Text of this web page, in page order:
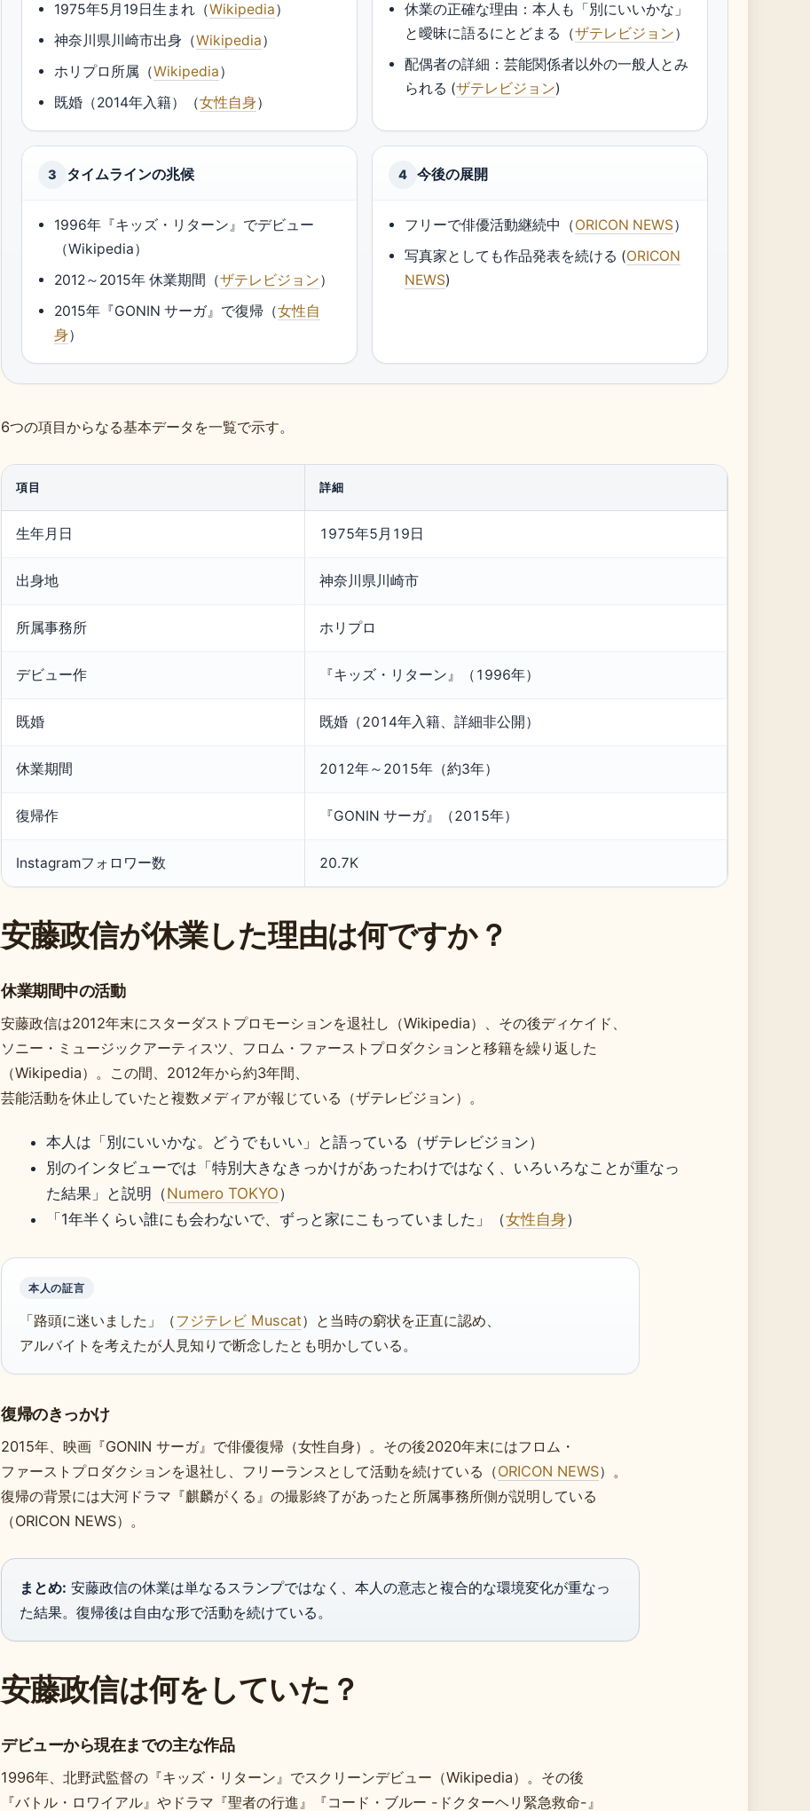
1975年5月19日生まれ（Wikipedia）
神奈川県川崎市出身（Wikipedia）
ホリプロ所属（Wikipedia）
既婚（2014年入籍）（女性自身）
休業の正確な理由：本人も「別にいいかな」
と曖昧に語るにとどまる（ザテレビジョン）
配偶者の詳細：芸能関係者以外の一般人とみ
られる (ザテレビジョン)
3 タイムラインの兆候
1996年『キッズ・リターン』でデビュー
（Wikipedia）
2012～2015年 休業期間（ザテレビジョン）
2015年『GONIN サーガ』で復帰（女性自
身）
4 今後の展開
フリーで俳優活動継続中（ORICON NEWS）
写真家としても作品発表を続ける (ORICON
NEWS)
6つの項目からなる基本データを一覧で示す。
項目 詳細
生年月日 1975年5月19日
出身地 神奈川県川崎市
所属事務所 ホリプロ
デビュー作 『キッズ・リターン』（1996年）
既婚 既婚（2014年入籍、詳細非公開）
休業期間 2012年～2015年（約3年）
復帰作 『GONIN サーガ』（2015年）
Instagramフォロワー数 20.7K
安藤政信が休業した理由は何ですか？
休業期間中の活動
安藤政信は2012年末にスターダストプロモーションを退社し（Wikipedia）、その後ディケイド、
ソニー・ミュージックアーティスツ、フロム・ファーストプロダクションと移籍を繰り返した
（Wikipedia）。この間、2012年から約3年間、
芸能活動を休止していたと複数メディアが報じている（ザテレビジョン）。
本人は「別にいいかな。どうでもいい」と語っている（ザテレビジョン）
別のインタビューでは「特別大きなきっかけがあったわけではなく、いろいろなことが重なっ
た結果」と説明（Numero TOKYO）
「1年半くらい誰にも会わないで、ずっと家にこもっていました」（女性自身）
本人の証言
「路頭に迷いました」（フジテレビ Muscat）と当時の窮状を正直に認め、
アルバイトを考えたが人見知りで断念したとも明かしている。
復帰のきっかけ
2015年、映画『GONIN サーガ』で俳優復帰（女性自身）。その後2020年末にはフロム・
ファーストプロダクションを退社し、フリーランスとして活動を続けている（ORICON NEWS）。
復帰の背景には大河ドラマ『麒麟がくる』の撮影終了があったと所属事務所側が説明している
（ORICON NEWS）。
まとめ: 安藤政信の休業は単なるスランプではなく、本人の意志と複合的な環境変化が重なっ
た結果。復帰後は自由な形で活動を続けている。
安藤政信は何をしていた？
デビューから現在までの主な作品
1996年、北野武監督の『キッズ・リターン』でスクリーンデビュー（Wikipedia）。その後
『バトル・ロワイアル』やドラマ『聖者の行進』『コード・ブルー -ドクターヘリ緊急救命-』